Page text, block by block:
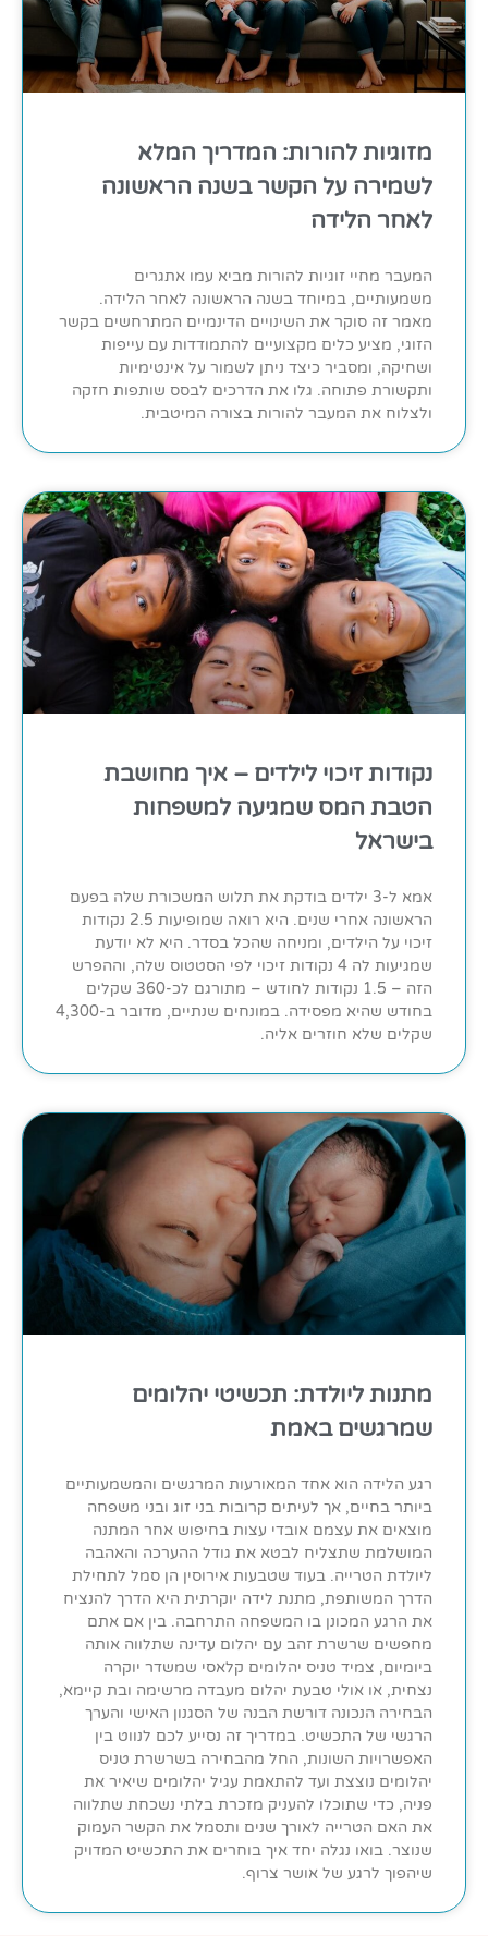
מזוגיות להורות: המדריך המלא
לשמירה על הקשר בשנה הראשונה
לאחר הלידה
המעבר מחיי זוגיות להורות מביא עמו אתגרים
משמעותיים, במיוחד בשנה הראשונה לאחר הלידה.
מאמר זה סוקר את השינויים הדינמיים המתרחשים בקשר
הזוגי, מציע כלים מקצועיים להתמודדות עם עייפות
ושחיקה, ומסביר כיצד ניתן לשמור על אינטימיות
ותקשורת פתוחה. גלו את הדרכים לבסס שותפות חזקה
ולצלוח את המעבר להורות בצורה המיטבית.
נקודות זיכוי לילדים – איך מחושבת
הטבת המס שמגיעה למשפחות
בישראל
אמא ל-3 ילדים בודקת את תלוש המשכורת שלה בפעם
הראשונה אחרי שנים. היא רואה שמופיעות 2.5 נקודות
זיכוי על הילדים, ומניחה שהכל בסדר. היא לא יודעת
שמגיעות לה 4 נקודות זיכוי לפי הסטטוס שלה, וההפרש
הזה – 1.5 נקודות לחודש – מתורגם לכ-360 שקלים
בחודש שהיא מפסידה. במונחים שנתיים, מדובר ב-4,300
שקלים שלא חוזרים אליה.
מתנות ליולדת: תכשיטי יהלומים
שמרגשים באמת
רגע הלידה הוא אחד המאורעות המרגשים והמשמעותיים
ביותר בחיים, אך לעיתים קרובות בני זוג ובני משפחה
מוצאים את עצמם אובדי עצות בחיפוש אחר המתנה
המושלמת שתצליח לבטא את גודל ההערכה והאהבה
ליולדת הטרייה. בעוד שטבעות אירוסין הן סמל לתחילת
הדרך המשותפת, מתנת לידה יוקרתית היא הדרך להנציח
את הרגע המכונן בו המשפחה התרחבה. בין אם אתם
מחפשים שרשרת זהב עם יהלום עדינה שתלווה אותה
ביומיום, צמיד טניס יהלומים קלאסי שמשדר יוקרה
נצחית, או אולי טבעת יהלום מעבדה מרשימה ובת קיימא,
הבחירה הנכונה דורשת הבנה של הסגנון האישי והערך
הרגשי של התכשיט. במדריך זה נסייע לכם לנווט בין
האפשרויות השונות, החל מהבחירה בשרשרת טניס
יהלומים נוצצת ועד להתאמת עגיל יהלומים שיאיר את
פניה, כדי שתוכלו להעניק מזכרת בלתי נשכחת שתלווה
את האם הטרייה לאורך שנים ותסמל את הקשר העמוק
שנוצר. בואו נגלה יחד איך בוחרים את התכשיט המדויק
שיהפוך לרגע של אושר צרוף.